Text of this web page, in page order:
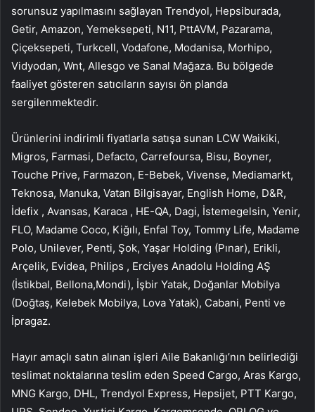
sorunsuz yapılmasını sağlayan Trendyol, Hepsiburada,
Getir, Amazon, Yemeksepeti, N11, PttAVM, Pazarama,
Çiçeksepeti, Turkcell, Vodafone, Modanisa, Morhipo,
Vidyodan, Wnt, Allesgo ve Sanal Mağaza. Bu bölgede
faaliyet gösteren satıcıların sayısı ön planda
sergilenmektedir.
Ürünlerini indirimli fiyatlarla satışa sunan LCW Waikiki,
Migros, Farmasi, Defacto, Carrefoursa, Bisu, Boyner,
Touche Prive, Farmazon, E-Bebek, Vivense, Mediamarkt,
Teknosa, Manuka, Vatan Bilgisayar, English Home, D&R,
İdefix , Avansas, Karaca , HE-QA, Dagi, İstemegelsin, Yenir,
FLO, Madame Coco, Kiğılı, Enfal Toy, Tommy Life, Madame
Polo, Unilever, Penti, Şok, Yaşar Holding (Pınar), Erikli,
Arçelik, Evidea, Philips , Erciyes Anadolu Holding AŞ
(İstikbal, Bellona,Mondi), İşbir Yatak, Doğanlar Mobilya
(Doğtaş, Kelebek Mobilya, Lova Yatak), Cabani, Penti ve
İpragaz.
Hayır amaçlı satın alınan işleri Aile Bakanlığı’nın belirlediği
teslimat noktalarına teslim eden Speed ​​​​Cargo, Aras Kargo,
MNG Kargo, DHL, Trendyol Express, Hepsijet, PTT Kargo,